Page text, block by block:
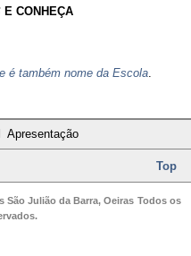
E CONHEÇA
é também nome da Escola
Apresentação
Top
São Julião da Barra, Oeiras Todos os